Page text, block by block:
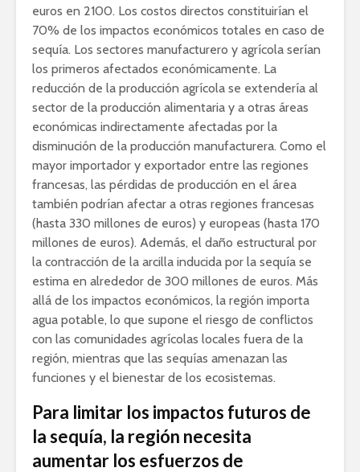
euros en 2100. Los costos directos constituirían el
70% de los impactos económicos totales en caso de
sequía. Los sectores manufacturero y agrícola serían
los primeros afectados económicamente. La
reducción de la producción agrícola se extendería al
sector de la producción alimentaria y a otras áreas
económicas indirectamente afectadas por la
disminución de la producción manufacturera. Como el
mayor importador y exportador entre las regiones
francesas, las pérdidas de producción en el área
también podrían afectar a otras regiones francesas
(hasta 330 millones de euros) y europeas (hasta 170
millones de euros). Además, el daño estructural por
la contracción de la arcilla inducida por la sequía se
estima en alrededor de 300 millones de euros. Más
allá de los impactos económicos, la región importa
agua potable, lo que supone el riesgo de conflictos
con las comunidades agrícolas locales fuera de la
región, mientras que las sequías amenazan las
funciones y el bienestar de los ecosistemas.
Para limitar los impactos futuros de
la sequía, la región necesita
aumentar los esfuerzos de